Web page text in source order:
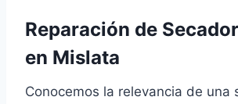
Reparación de
en Mislata
Conocemos la relevancia de una